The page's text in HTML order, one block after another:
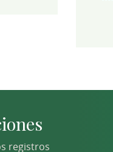
registros